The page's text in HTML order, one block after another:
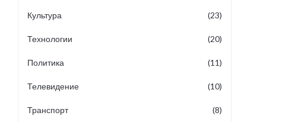
Культура (23)
Технологии (20)
Политика (11)
Телевидение (10)
Транспорт (8)